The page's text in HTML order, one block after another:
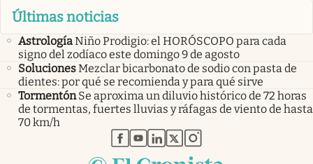
Últimas noticias
AstrologíaNiño Prodigio: el HORÓSCOPO para cada
signo del zodíaco este domingo 9 de agosto
SolucionesMezclar bicarbonato de sodio con pasta de
dientes: por qué se recomienda y para qué sirve
Tormentón Se aproxima un diluvio histórico de 72 horas
de tormentas, fuertes lluvias y ráfagas de viento de hasta
70 km/h
abre en nueva pestaña
abre en nueva pestaña
abre en nueva pestaña
abre en nueva pestaña
abre en nueva pestaña